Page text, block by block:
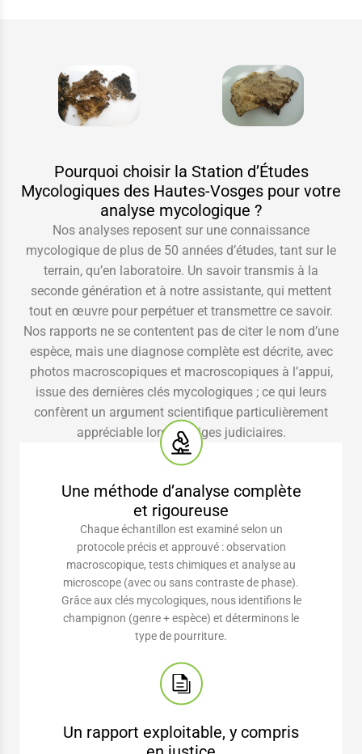
Pourquoi choisir la Station d’Études
Mycologiques des Hautes-Vosges pour votre
analyse mycologique ?
Nos analyses reposent sur une connaissance
mycologique de plus de 50 années d’études, tant sur le
terrain, qu’en laboratoire. Un savoir transmis à la
seconde génération et à notre assistante, qui mettent
tout en œuvre pour perpétuer et transmettre ce savoir.
Nos rapports ne se contentent pas de citer le nom d’une
espèce, mais une diagnose complète est décrite, avec
photos macroscopiques et macroscopiques à l’appui,
issue des dernières clés mycologiques ; ce qui leurs
confèrent un argument scientifique particulièrement
appréciable lors de litiges judiciaires.
Une méthode d’analyse complète
et rigoureuse
Chaque échantillon est examiné selon un
protocole précis et approuvé : observation
macroscopique, tests chimiques et analyse au
microscope (avec ou sans contraste de phase).
Grâce aux clés mycologiques, nous identifions le
champignon (genre + espèce) et déterminons le
type de pourriture.
Un rapport exploitable, y compris